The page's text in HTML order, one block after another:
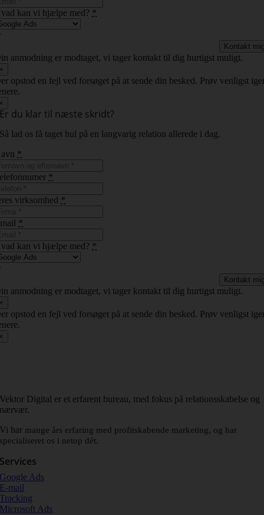
kan vi hjælpe med? *
Kontakt
anmodning er modtaget, vi tager kontakt til dig hurtigst muligt.
opstod en fejl ved forsøget på at sende din besked. Prøv venligst
Er du klar til næste skridt?
Så lad os få taget hul på en langvarig relation allerede i dag.
*
*
virksomhed *
*
kan vi hjælpe med? *
Kontakt
anmodning er modtaget, vi tager kontakt til dig hurtigst muligt.
opstod en fejl ved forsøget på at sende din besked. Prøv venligst
Vektor Digital er et erfarent bureau, med fokus på relationsskabelse og
nærvær.
Vi har mange års erfaring med profitskabende marketing, og har
specialiseret os i netop dét.
Services
Google Ads
E-mail
Tracking
Microsoft Ads